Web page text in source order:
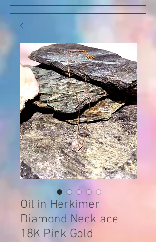
Oil in Herkimer
Diamond Necklace
18K Pink Gold